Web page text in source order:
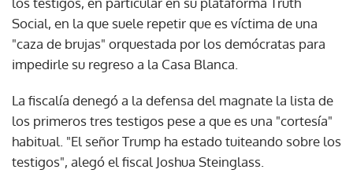
Social, en la que suele repetir que es víctima de una
"caza de brujas" orquestada por los demócratas para
impedirle su regreso a la Casa Blanca.
La fiscalía denegó a la defensa del magnate la lista de
los primeros tres testigos pese a que es una "cortesía"
habitual. "El señor Trump ha estado tuiteando sobre los
testigos", alegó el fiscal Joshua Steinglass.